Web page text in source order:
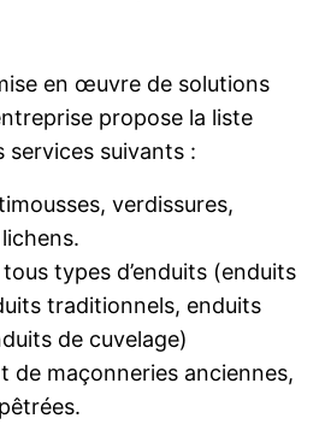
en œuvre de solutions
propose la liste
services suivants :
verdissures,
types d’enduits (enduits
traditionnels, enduits
de cuvelage)
de maçonneries anciennes,